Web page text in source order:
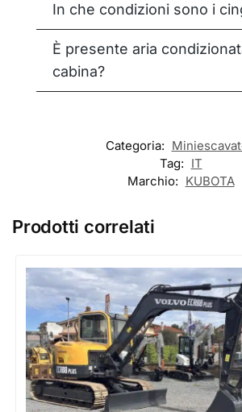
In che condizioni sono i
È presente aria
cabina?
Categoria:
Tag: IT
Marchio: KUBOTA
Prodotti correlati